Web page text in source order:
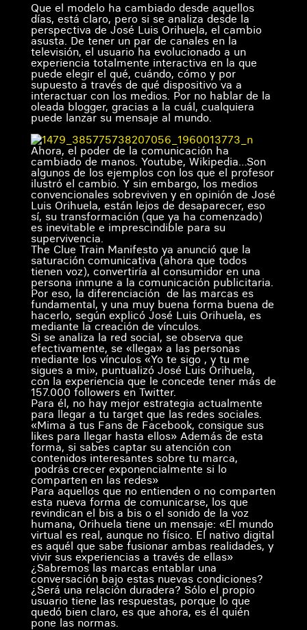
Que el modelo ha cambiado desde aquellos
días, está claro, pero si se analiza desde la
perspectiva de José Luis Orihuela, el cambio
asusta. De tener un par de canales en la
televisión, el usuario ha evolucionado a un
experiencia totalmente interactiva en la que
puede elegir el qué, cuándo, cómo y por
supuesto a través de qué dispositivo va a
interactuar con los medios. Por no hablar de la
oleada blogger, gracias a la cuál, cualquiera
puede lanzar su mensaje al mundo.
Ahora, el poder de la comunicación ha
cambiado de manos. Youtube, Wikipedia…Son
algunos de los ejemplos con los que el profesor
ilustró el cambio. Y sin embargo, los medios
convencionales sobreviven y en opinión de José
Luis Orihuela, están lejos de desaparecer, eso
sí, su transformación (que ya ha comenzado)
es inevitable e imprescindible para su
supervivencia.
The Clue Train Manifesto ya anunció que la
saturación comunicativa (ahora que todos
tienen voz), convertiría al consumidor en una
persona inmune a la comunicación publicitaria.
Por eso, la diferenciación de las marcas es
fundamental, y una muy buena forma buena de
hacerlo, según explicó José Luis Orihuela, es
mediante la creación de vínculos.
Si se analiza la red social, se observa que
efectivamente, se «llega» a las personas
mediante los vínculos «Yo te sigo , y tu me
sigues a mi», puntualizó José Luis Orihuela,
con la experiencia que le concede tener más de
157.000 followers en Twitter.
Para él, no hay mejor estrategia actualmente
para llegar a tu target que las redes sociales.
«Mima a tus Fans de Facebook, consigue sus
likes para llegar hasta ellos» Además de esta
forma, si sabes captar su atención con
contenidos interesantes sobre tu marca,
podrás crecer exponencialmente si lo
comparten en las redes»
Para aquellos que no entienden o no comparten
esta nueva forma de comunicarse, los que
revindican el bis a bis o el sonido de la voz
humana, Orihuela tiene un mensaje: «El mundo
virtual es real, aunque no físico. El nativo digital
es aquél que sabe fusionar ambas realidades, y
vivir sus experiencias a través de ellas»
¿Sabremos las marcas entablar una
conversación bajo estas nuevas condiciones?
¿Será una relación duradera? Sólo el propio
usuario tiene las respuestas, porque lo que
quedó bien claro, es que ahora, es él quién
pone las normas.